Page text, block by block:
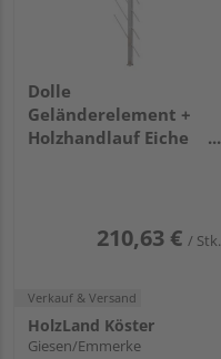
Dolle
Geländerelement +
Holzhandlauf Eiche
210,63 € / Stk.
Verkauf & Versand
HolzLand Köster
Giesen/Emmerke